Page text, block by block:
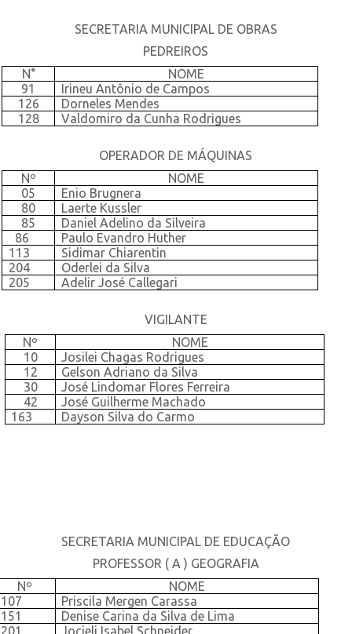
SECRETARIA MUNICIPAL DE OBRAS
PEDREIROS
N°
NOME
91
Irineu Antônio de Campos
126
Dorneles Mendes
128
Valdomiro da Cunha Rodrigues
OPERADOR DE MÁQUINAS
Nº
NOME
05
Enio Brugnera
80
Laerte Kussler
85
Daniel Adelino da Silveira
86
Paulo Evandro Huther
113
Sidimar Chiarentin
204
Oderlei da Silva
205
Adelir José Callegari
VIGILANTE
Nº
NOME
10
Josilei Chagas Rodrigues
12
Gelson Adriano da Silva
30
José Lindomar Flores Ferreira
42
José Guilherme Machado
163
Dayson Silva do Carmo
SECRETARIA MUNICIPAL DE EDUCAÇÃO
PROFESSOR ( A ) GEOGRAFIA
Nº
NOME
107
Priscila Mergen Carassa
151
Denise Carina da Silva de Lima
201
Jocieli Isabel Schneider